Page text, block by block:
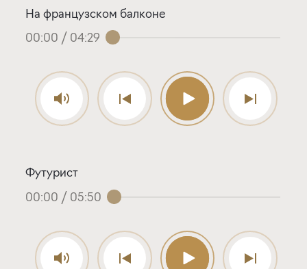
На французском балконе
00:00 / 04:29
Футурист
00:00 / 05:50